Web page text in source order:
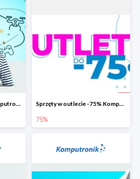
Komunijne okazje w Komputronik do -1500 zł Sprzęty w outlecie -75% Komputronik.pl
75%